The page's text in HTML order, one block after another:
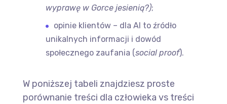
wyprawę w Gorce jesienią?);
opinie klientów – dla AI to źródło
unikalnych informacji i dowód
społecznego zaufania (social proof).
W poniższej tabeli znajdziesz proste
porównanie treści dla człowieka vs treści